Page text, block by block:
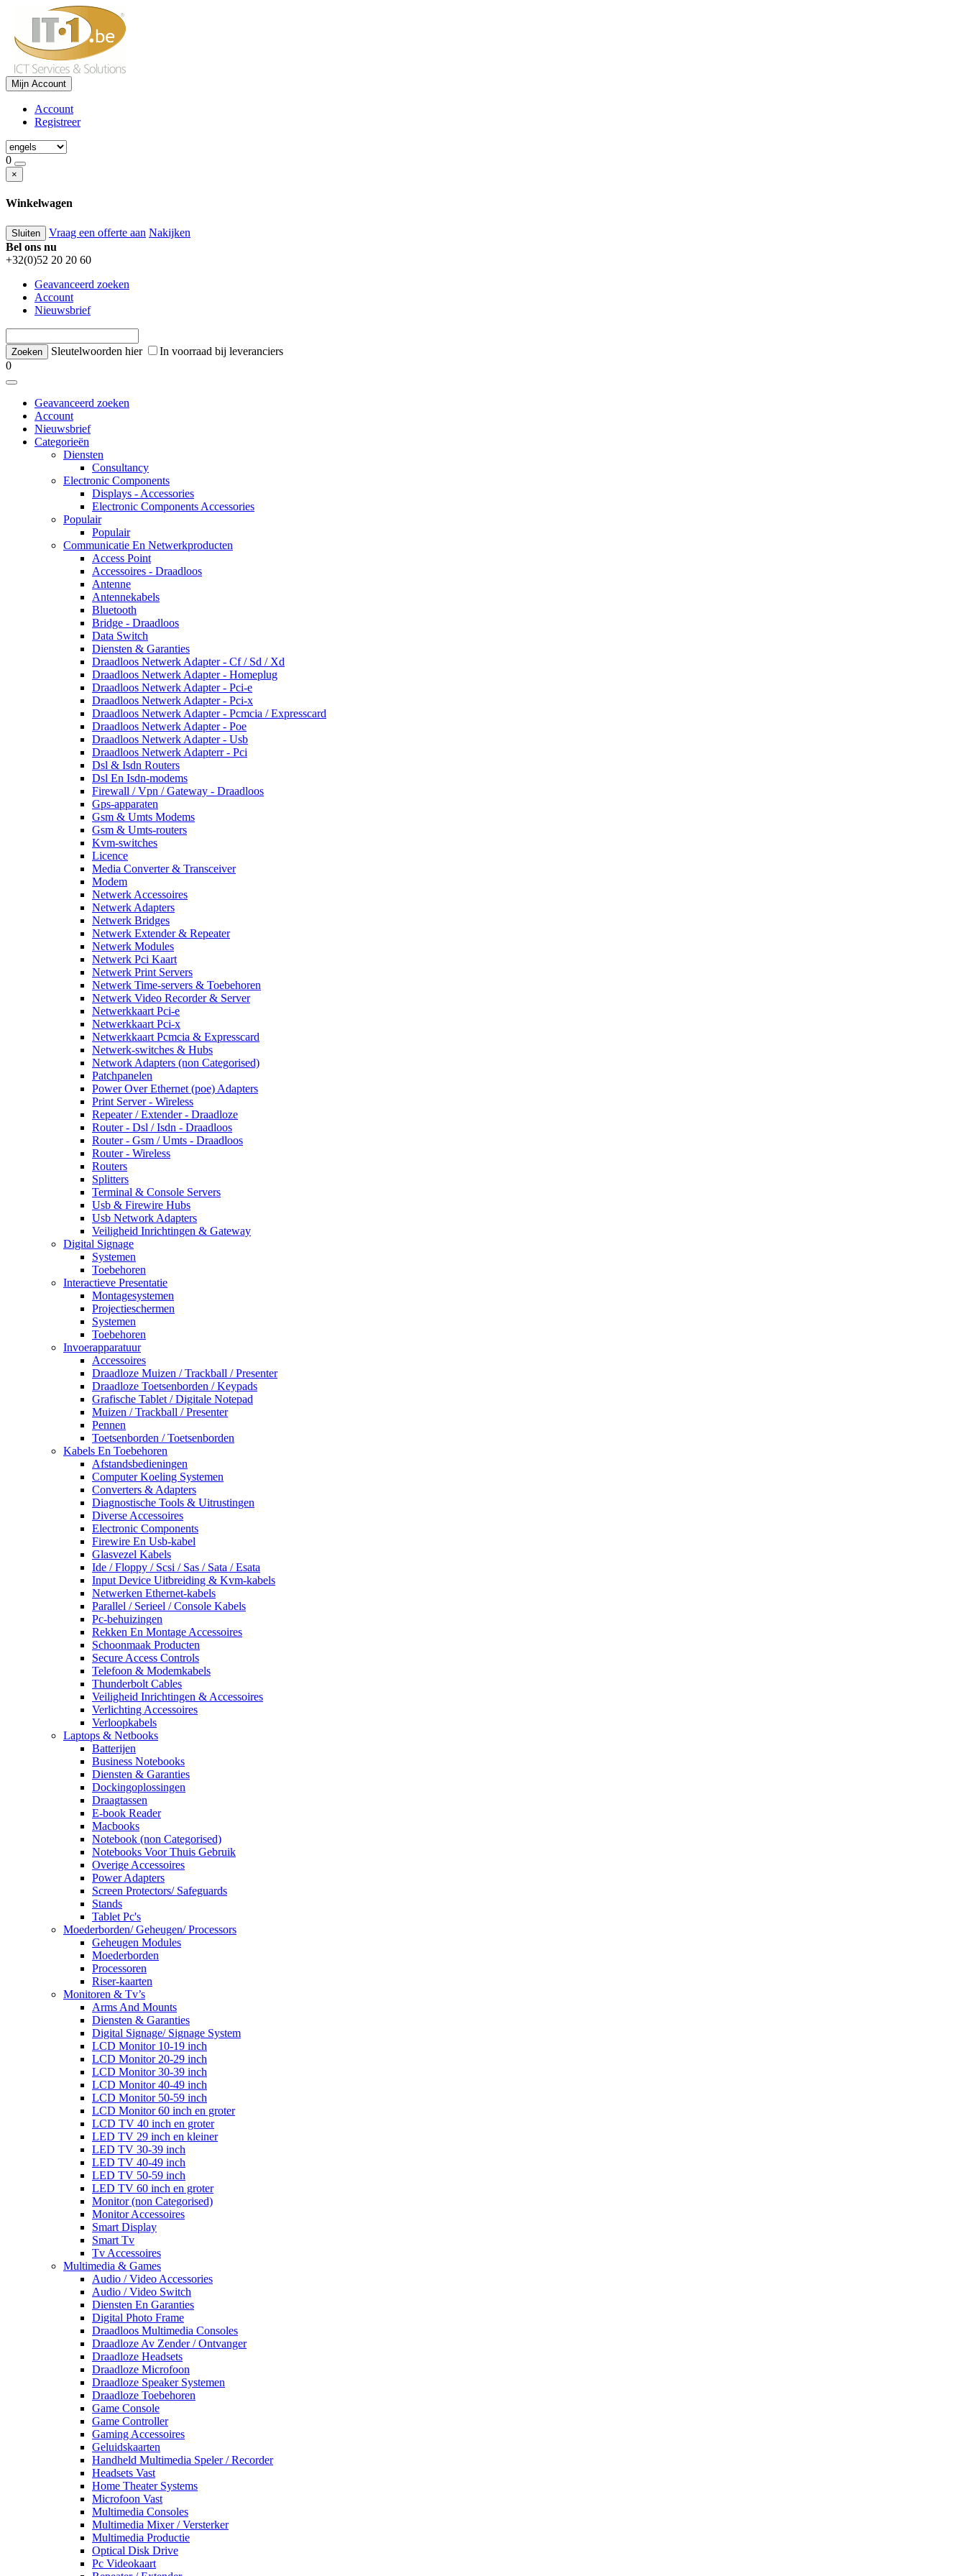
Mijn Account
Account
Registreer
0
×
Winkelwagen
Sluiten Vraag een offerte aan Nakijken
Bel ons nu
+32(0)52 20 20 60
Geavanceerd zoeken
Account
Nieuwsbrief
Sleutelwoorden hier
In voorraad bij leveranciers
0
Geavanceerd zoeken
Account
Nieuwsbrief
Categorieën
Diensten
Consultancy
Electronic Components
Displays - Accessories
Electronic Components Accessories
Populair
Populair
Communicatie En Netwerkproducten
Access Point
Accessoires - Draadloos
Antenne
Antennekabels
Bluetooth
Bridge - Draadloos
Data Switch
Diensten & Garanties
Draadloos Netwerk Adapter - Cf / Sd / Xd
Draadloos Netwerk Adapter - Homeplug
Draadloos Netwerk Adapter - Pci-e
Draadloos Netwerk Adapter - Pci-x
Draadloos Netwerk Adapter - Pcmcia / Expresscard
Draadloos Netwerk Adapter - Poe
Draadloos Netwerk Adapter - Usb
Draadloos Netwerk Adapterr - Pci
Dsl & Isdn Routers
Dsl En Isdn-modems
Firewall / Vpn / Gateway - Draadloos
Gps-apparaten
Gsm & Umts Modems
Gsm & Umts-routers
Kvm-switches
Licence
Media Converter & Transceiver
Modem
Netwerk Accessoires
Netwerk Adapters
Netwerk Bridges
Netwerk Extender & Repeater
Netwerk Modules
Netwerk Pci Kaart
Netwerk Print Servers
Netwerk Time-servers & Toebehoren
Netwerk Video Recorder & Server
Netwerkkaart Pci-e
Netwerkkaart Pci-x
Netwerkkaart Pcmcia & Expresscard
Netwerk-switches & Hubs
Network Adapters (non Categorised)
Patchpanelen
Power Over Ethernet (poe) Adapters
Print Server - Wireless
Repeater / Extender - Draadloze
Router - Dsl / Isdn - Draadloos
Router - Gsm / Umts - Draadloos
Router - Wireless
Routers
Splitters
Terminal & Console Servers
Usb & Firewire Hubs
Usb Network Adapters
Veiligheid Inrichtingen & Gateway
Digital Signage
Systemen
Toebehoren
Interactieve Presentatie
Montagesystemen
Projectieschermen
Systemen
Toebehoren
Invoerapparatuur
Accessoires
Draadloze Muizen / Trackball / Presenter
Draadloze Toetsenborden / Keypads
Grafische Tablet / Digitale Notepad
Muizen / Trackball / Presenter
Pennen
Toetsenborden / Toetsenborden
Kabels En Toebehoren
Afstandsbedieningen
Computer Koeling Systemen
Converters & Adapters
Diagnostische Tools & Uitrustingen
Diverse Accessoires
Electronic Components
Firewire En Usb-kabel
Glasvezel Kabels
Ide / Floppy / Scsi / Sas / Sata / Esata
Input Device Uitbreiding & Kvm-kabels
Netwerken Ethernet-kabels
Parallel / Serieel / Console Kabels
Pc-behuizingen
Rekken En Montage Accessoires
Schoonmaak Producten
Secure Access Controls
Telefoon & Modemkabels
Thunderbolt Cables
Veiligheid Inrichtingen & Accessoires
Verlichting Accessoires
Verloopkabels
Laptops & Netbooks
Batterijen
Business Notebooks
Diensten & Garanties
Dockingoplossingen
Draagtassen
E-book Reader
Macbooks
Notebook (non Categorised)
Notebooks Voor Thuis Gebruik
Overige Accessoires
Power Adapters
Screen Protectors/ Safeguards
Stands
Tablet Pc's
Moederborden/ Geheugen/ Processors
Geheugen Modules
Moederborden
Processoren
Riser-kaarten
Monitoren & Tv’s
Arms And Mounts
Diensten & Garanties
Digital Signage/ Signage System
LCD Monitor 10-19 inch
LCD Monitor 20-29 inch
LCD Monitor 30-39 inch
LCD Monitor 40-49 inch
LCD Monitor 50-59 inch
LCD Monitor 60 inch en groter
LCD TV 40 inch en groter
LED TV 29 inch en kleiner
LED TV 30-39 inch
LED TV 40-49 inch
LED TV 50-59 inch
LED TV 60 inch en groter
Monitor (non Categorised)
Monitor Accessoires
Smart Display
Smart Tv
Tv Accessoires
Multimedia & Games
Audio / Video Accessories
Audio / Video Switch
Diensten En Garanties
Digital Photo Frame
Draadloos Multimedia Consoles
Draadloze Av Zender / Ontvanger
Draadloze Headsets
Draadloze Microfoon
Draadloze Speaker Systemen
Draadloze Toebehoren
Game Console
Game Controller
Gaming Accessoires
Geluidskaarten
Handheld Multimedia Speler / Recorder
Headsets Vast
Home Theater Systems
Microfoon Vast
Multimedia Consoles
Multimedia Mixer / Versterker
Multimedia Productie
Optical Disk Drive
Pc Videokaart